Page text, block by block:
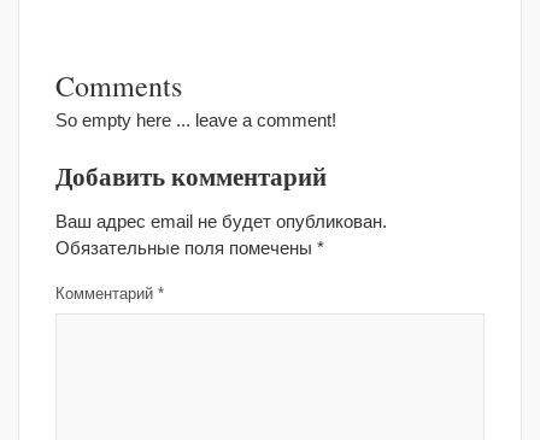
Comments
So empty here ... leave a comment!
Добавить комментарий
Ваш адрес email не будет опубликован.
Обязательные поля помечены *
Комментарий *